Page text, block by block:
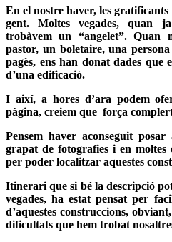
En el nostre haver, les
gent. Moltes vegades, quan
trobàvem un “angelet”.Quan
pastor, un boletaire, una
pagès, ens han donat dades que
d’una edificació.
I així, a hores d’ara podem
pàgina, creiem que força
Pensem haver aconseguit
grapat de fotografies i en
per poder localitzar aquestes
Itinerari que si bé la descripció
vegades, ha estat pensat per
d’aquestes construccions,
dificultats que hem trobat